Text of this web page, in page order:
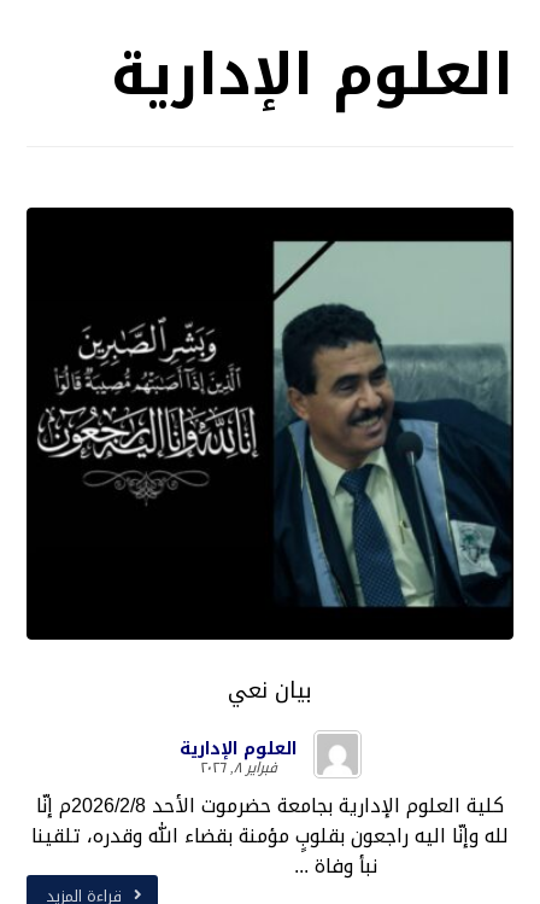
العلوم الإدارية
بيان نعي
العلوم الإدارية
فبراير ٨, ٢٠٢٦
كلية العلوم الإدارية بجامعة حضرموت الأحد 2026/2/8م إنّا
لله وإنّا اليه راجعون بقلوبٍ مؤمنة بقضاء الله وقدره، تلقينا
نبأ وفاة ...
قراءة المزيد